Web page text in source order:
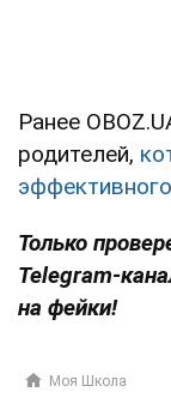
Ранее
родителей,
Только
Telegram-
на фейки!
Моя Школа